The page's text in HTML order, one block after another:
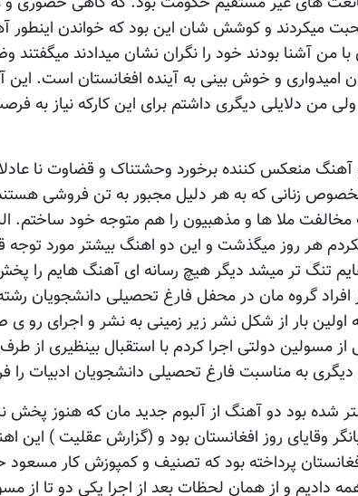
میکردند و کوشش شان این بود که خواندن اینطور
آشنا بودند خود را نگران نشان میدادند میگفتند
امیدواری و خوش بینی به آینده افغانستان است.
من دلایلی دیگری داشتم برای این کارکه نیاز به
آهنگ منعکس کننده برخورد وحشتناک و قضاوت نا
بخصوص زنانی که به هر دلیل مجبور به تن فروشی هستند
ملا ها و مذهبیون را هم متوجه خود ساختم.
هر روز میگذشت و این دو اهنگ بیشتر مورد توجه
تنگ تر میشد دیگر هیچ رسانه ای آهنگ هایم را پخش
گروه مان در محفل فارغ تحصیلی دانشجویان رشته
اولین بار از شکل نشر زیر زمینی به نشر و اجرای رو
مسولین دولتی اجرا کردم با استقبال بینظیری از
به مناسبت فارغ تحصیلی دانشجویان ادبیات را
شده بود دو آهنگ از آلبوم جدید مان که هنوز پخش
وقایای روز افغانستان بود و (گزارش عقلیت ) این
افغانستان پرداخته بود که تصنیف و کمپوزش کار
دادیم و از همان لحظات بعد از اجرا یکی دو تا از